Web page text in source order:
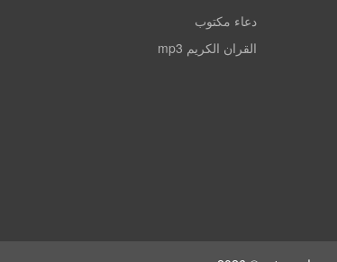
دعاء مكتوب
القران الكريم mp3